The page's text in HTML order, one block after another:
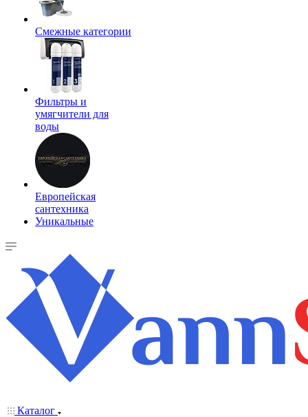
Смежные категории
Фильтры и
умягчители для
воды
Европейская
сантехника
Уникальные
Каталог